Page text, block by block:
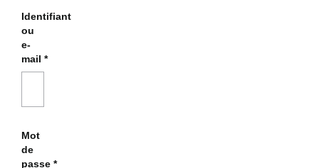
Identifiant
ou
e-
mail *
Mot
de
passe *